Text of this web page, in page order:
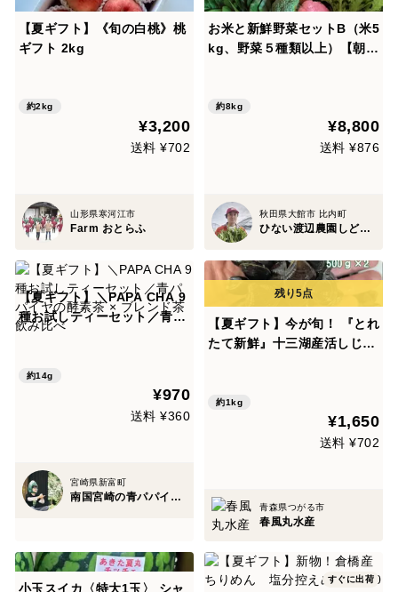
【夏ギフト】《旬の白桃》桃
ギフト 2kg
約2kg
¥3,200
送料 ¥702
山形県寒河江市
Farm おとらふ
お米と新鮮野菜セットB（米5
kg、野菜５種類以上）【朝ど
約8kg
¥8,800
送料 ¥876
秋田県大館市 比内町
ひない渡辺農園しどけ村
【夏ギフト】＼PAPA CHA 9
種お試しティーセット／青パ
パイヤの酵素茶 × ブレンド茶
約14g
¥970
送料 ¥360
宮崎県新富町
南国宮崎の青パパイヤ専門店 パパイア王子
【夏ギフト】今が旬！ 『とれ
たて新鮮』十三湖産活しじみ
約1kg
¥1,650
送料 ¥702
青森県つがる市
春風丸水産
小玉スイカ〈特大1玉〉 シャ
すぐに出荷